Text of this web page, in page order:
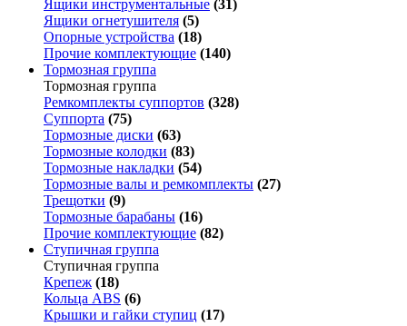
Ящики инструментальные (31)
Ящики огнетушителя (5)
Опорные устройства (18)
Прочие комплектующие (140)
Тормозная группа
Тормозная группа
Ремкомплекты суппортов (328)
Суппорта (75)
Тормозные диски (63)
Тормозные колодки (83)
Тормозные накладки (54)
Тормозные валы и ремкомплекты (27)
Трещотки (9)
Тормозные барабаны (16)
Прочие комплектующие (82)
Ступичная группа
Ступичная группа
Крепеж (18)
Кольца ABS (6)
Крышки и гайки ступиц (17)